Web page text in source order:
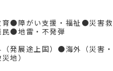
●障がい支援・福祉●災害救
●地雷・不発弾
発展途上国）●海外（災害・
地）